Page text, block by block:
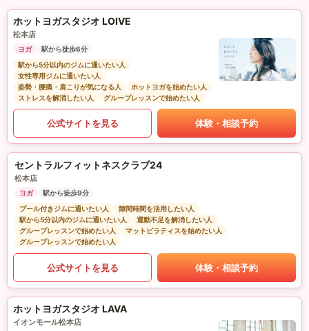
ホットヨガスタジオ LOIVE
松本店
ヨガ
駅から徒歩6分
駅から5分以内のジムに通いたい人
女性専用ジムに通いたい人
姿勢・腰痛・肩こりが気になる人
ホットヨガを始めたい人
ストレスを解消したい人
グループレッスンで始めたい人
公式サイトを見る 体験・相談予約
セントラルフィットネスクラブ24
松本店
ヨガ
駅から徒歩9分
プール付きジムに通いたい人
隙間時間を活用したい人
駅から5分以内のジムに通いたい人
運動不足を解消したい人
グループレッスンで始めたい人
マットピラティスを始めたい人
グループレッスンで始めたい人
公式サイトを見る 体験・相談予約
ホットヨガスタジオ LAVA
イオンモール松本店